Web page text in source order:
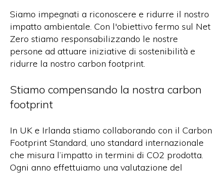
Siamo impegnati a riconoscere e ridurre il nostro
impatto ambientale. Con l'obiettivo fermo sul Net
Zero stiamo responsabilizzando le nostre
persone ad attuare iniziative di sostenibilità e
ridurre la nostro carbon footprint.
Stiamo compensando la nostra carbon
footprint
In UK e Irlanda stiamo collaborando con il Carbon
Footprint Standard, uno standard internazionale
che misura l’impatto in termini di CO2 prodotta.
Ogni anno effettuiamo una valutazione del